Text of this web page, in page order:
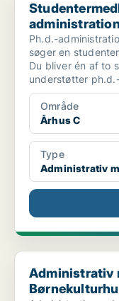
Ph.d.-
søger en
Du bliver én af to
understøtter
Område
Århus C
Type
Administrativ
Administrativ
Administrativ